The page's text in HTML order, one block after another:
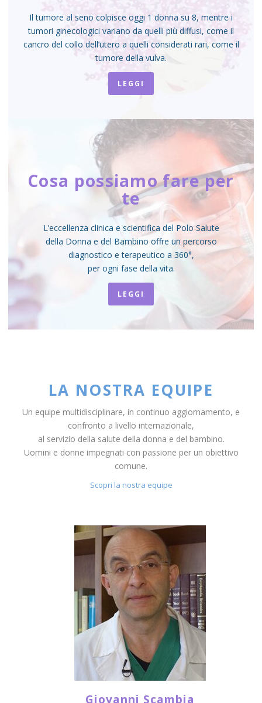
Il tumore al seno colpisce oggi 1 donna su 8, mentre i
tumori ginecologici variano da quelli più diffusi, come il
cancro del collo dell’utero a quelli considerati rari, come il
tumore della vulva.
LEGGI
Cosa possiamo fare per
te
L’eccellenza clinica e scientifica del Polo Salute
della Donna e del Bambino offre un percorso
diagnostico e terapeutico a 360°,
per ogni fase della vita.
LEGGI
LA NOSTRA EQUIPE
Un equipe multidisciplinare, in continuo aggiornamento, e
confronto a livello internazionale,
al servizio della salute della donna e del bambino.
Uomini e donne impegnati con passione per un obiettivo
comune.
Scopri la nostra equipe
Giovanni Scambia